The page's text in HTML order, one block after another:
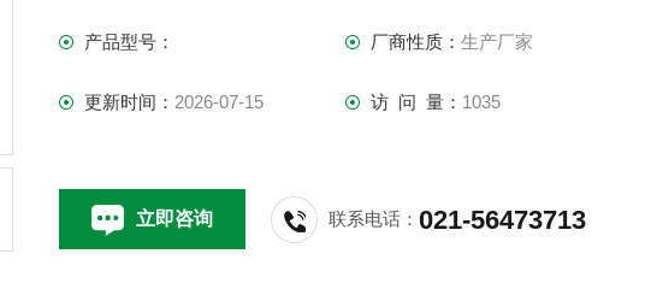
产品型号： 厂商性质： 生产厂家
更新时间： 2026-07-15 访 问 量： 1035
立即咨询 联系电话：021-56473713